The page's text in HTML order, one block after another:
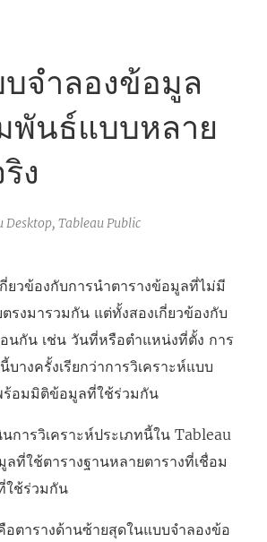
บจำลองข้อมูล
พันธ์แบบหลาย
ง
Tableau Public
ยวข้องกับการนำตารางข้อมูลที่ไม่มี
รงมารวมกัน แต่ทั้งสองเกี่ยวข้องกับ
นกัน เช่น วันที่หรือตำแหน่งที่ตั้ง การ
บางครั้งเรียกว่าการวิเคราะห์แบบ
ร้อมมิติข้อมูลที่ใช้ร่วมกัน
การวิเคราะห์ประเภทนี้ใน Tableau
ที่ใช้ตารางฐานหลายตารางที่เชื่อม
ใช้ร่วมกัน
อตารางด้านซ้ายสุดในแบบจำลองข้อ